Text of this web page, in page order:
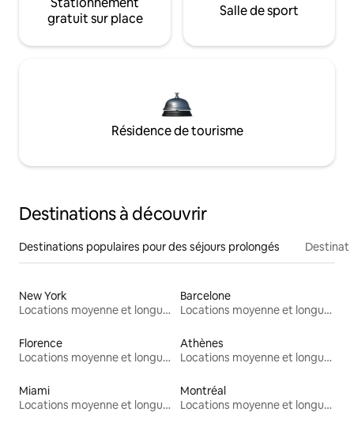
gratuit sur place
Salle de sport
Résidence de tourisme
Destinations à découvrir
Destinations populaires pour des séjours prolongés
New York
Locations moyenne et longue durée
Barcelone
Locations moyenne et longue durée
Florence
Locations moyenne et longue durée
Athènes
Locations moyenne et longue durée
Miami
Locations moyenne et longue durée
Montréal
Locations moyenne et longue durée